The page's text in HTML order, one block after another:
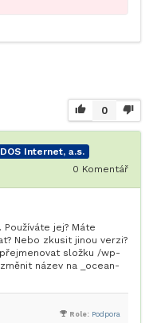
0
Internet, a.s.
0 Komentář
jej? Máte
Nebo zkusit jinou verzi?
složku /wp-
název na _ocean-
Role: Podpora